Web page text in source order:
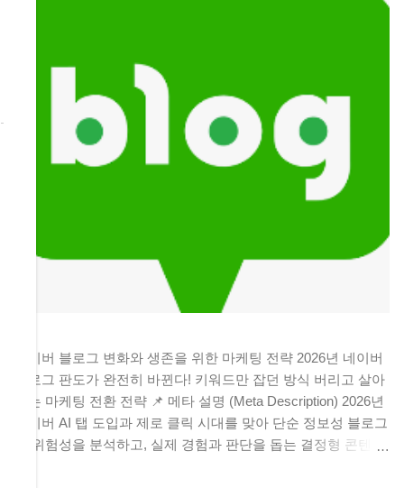
네이버 블로그 변화와 생존을 위한 마케팅 전략 2026년 네이버
블로그 판도가 완전히 바뀐다! 키워드만 잡던 방식 버리고 살아
남는 마케팅 전환 전략 📌 메타 설명 (Meta Description) 2026년
네이버 AI 탭 도입과 제로 클릭 시대를 맞아 단순 정보성 블로그
의 위험성을 분석하고, 실제 경험과 판단을 돕는 결정형 콘텐츠